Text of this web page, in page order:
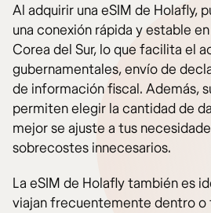
Al adquirir una eSIM de Holafly,
una conexión rápida y estable
Corea del Sur, lo que facilita el
gubernamentales, envío de
de información fiscal. Además,
permiten elegir la cantidad de
mejor se ajuste a tus
sobrecostes innecesarios.
La eSIM de Holafly también es
viajan frecuentemente dentro o